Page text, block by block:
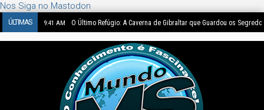
Nos Siga no Mastodon
ÚLTIMAS 9:41 AM O Último Refúgio: A Caverna de Gibraltar que Guardou os